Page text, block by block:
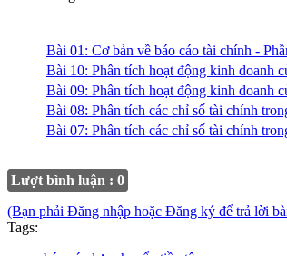
Bài 01: Cơ bản về báo cáo tài chính -
Bài 10: Phân tích hoạt động kinh doanh
Bài 09: Phân tích hoạt động kinh doanh
Bài 08: Phân tích các chỉ số tài chính
Bài 07: Phân tích các chỉ số tài chính
Lượt bình luận : 0
(Bạn phải Đăng nhập hoặc Đăng ký để trả lời
Tags: